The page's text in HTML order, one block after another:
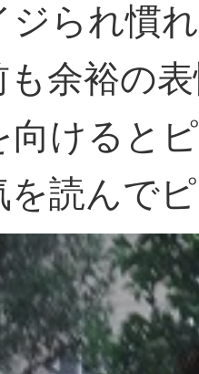
ジられ慣
も余裕の
向けると
を読んで